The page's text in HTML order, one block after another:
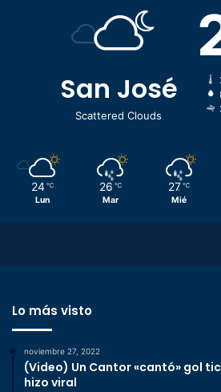
San José
Scattered Clouds
24 ℃
Lun
26 ℃
Mar
27 ℃
Mié
Lo más visto
noviembre 27, 2022
(Video) Un Cantor «cantó» gol
hizo viral